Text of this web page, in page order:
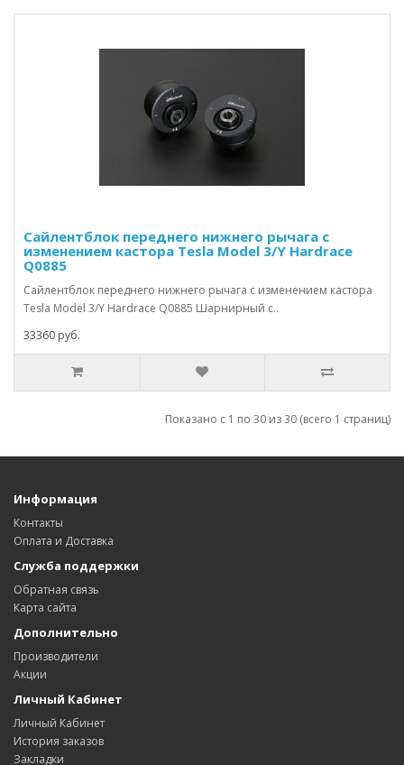
Сайлентблок переднего нижнего рычага с
изменением кастора Tesla Model 3/Y Hardrace
Q0885
Сайлентблок переднего нижнего рычага с изменением кастора
Tesla Model 3/Y Hardrace Q0885 Шарнирный с..
33360 руб.
Показано с 1 по 30 из 30 (всего 1 страниц)
Информация
Контакты
Оплата и Доставка
Служба поддержки
Обратная связь
Карта сайта
Дополнительно
Производители
Акции
Личный Кабинет
Личный Кабинет
История заказов
Закладки